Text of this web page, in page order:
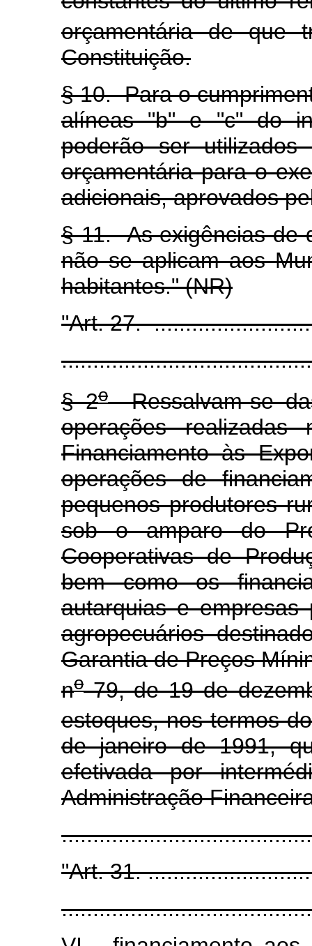
orçamentária de que
Constituição.
§ 10. Para o
alíneas "b" e "c" do
poderão ser
orçamentária para o
adicionais, aprovados
§ 11. As exigências de
não se aplicam aos
habitantes." (NR)
"Art. 27.
§ 2oRessalvam-se
operações
Financiamento às
operações de
pequenos produtores
sob o amparo do
Cooperativas de
bem como os
autarquias e empresas
agropecuários
Garantia de Preços
no79, de 19 de
estoques, nos termos
de janeiro de 1991,
efetivada por
Administração
"Art. 31.